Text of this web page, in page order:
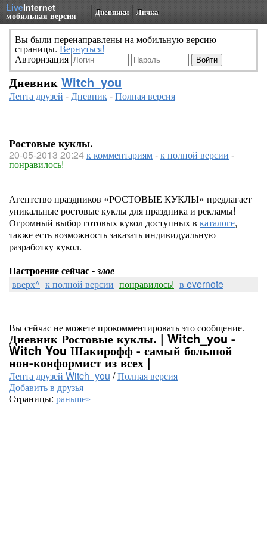
LiveInternet
мобильная версия Дневники Личка
Вы были перенаправлены на мобильную версию
страницы. Вернуться!
Авторизация
Дневник Witch_you
Лента друзей -Дневник-Полная версия
Ростовые куклы.
20-05-2013 20:24к комментариям-к полной версии -
понравилось!
Агентство праздников «РОСТОВЫЕ КУКЛЫ» предлагает
уникальные ростовые куклы для праздника и рекламы!
Огромный выбор готовых кукол доступных в каталоге,
также есть возможность заказать индивидуальную
разработку кукол.
Настроение сейчас -злое
вверх^ к полной версии понравилось! в evernote
Вы сейчас не можете прокомментировать это сообщение.
Дневник Ростовые куклы. | Witch_you -
Witch You Шакирофф - самый большой
нон-конформист из всех |
Лента друзей Witch_you /Полная версия
Добавить в друзья
Страницы: раньше»